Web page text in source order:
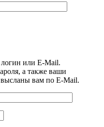
или E-Mail.
а также ваши
вам по E-Mail.